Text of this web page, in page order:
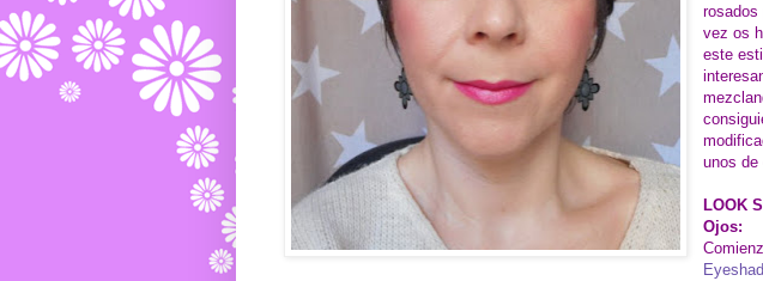
vez os
este
unos de
LOOK
Ojos: